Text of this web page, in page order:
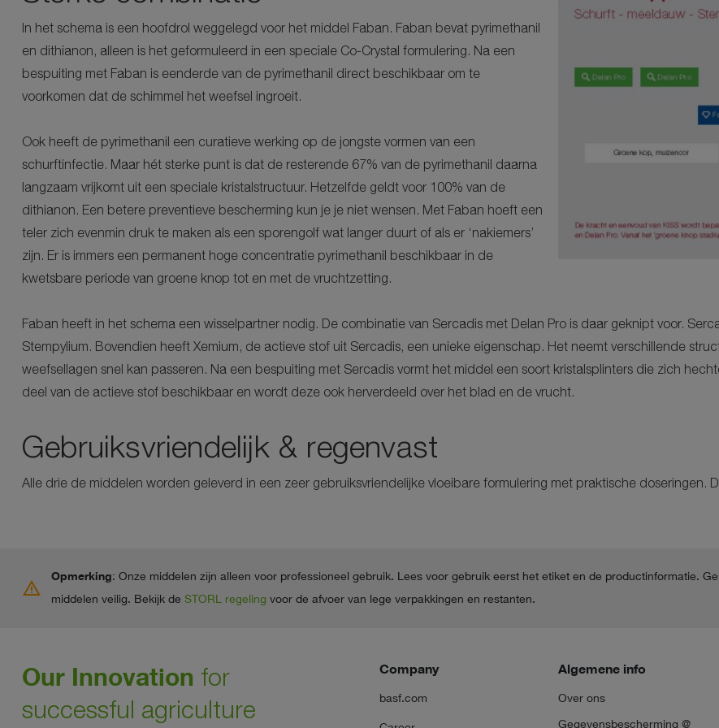
In het schema is een hoofdrol weggelegd voor het middel Faban. Faban bevat pyrimethanil
en dithianon, alleen is het geformuleerd in een speciale Co-Crystal formulering. Na een
bespuiting met Faban is eenderde van de pyrimethanil direct beschikbaar om te
voorkomen dat de schimmel het weefsel ingroeit.
Ook heeft de pyrimethanil een curatieve werking op de jongste vormen van een
schurftinfectie. Maar hét sterke punt is dat de resterende 67% van de pyrimethanil daarna
langzaam vrijkomt uit een speciale kristalstructuur. Hetzelfde geldt voor 100% van de
dithianon. Een betere preventieve bescherming kun je je niet wensen. Met Faban hoeft een
teler zich evenmin druk te maken als een sporengolf wat langer duurt of als er ‘nakiemers’
zijn. Er is immers een permanent hoge concentratie pyrimethanil beschikbaar in de
kwetsbare periode van groene knop tot en met de vruchtzetting.
Faban heeft in het schema een wisselpartner nodig. De combinatie van Sercadis met Delan Pro is daar geknipt voor.
Stempylium. Bovendien heeft Xemium, de actieve stof uit Sercadis, een unieke eigenschap. Het neemt verschillende
weefsellagen snel kan passeren. Na een bespuiting met Sercadis vormt het middel een soort kristalsplinters die zich
deel van de actieve stof beschikbaar en wordt deze ook herverdeeld over het blad en de vrucht.
Gebruiksvriendelijk & regenvast
Alle drie de middelen worden geleverd in een zeer gebruiksvriendelijke vloeibare formulering met praktische
warning
Opmerking: Onze middelen zijn alleen voor professioneel gebruik. Lees voor gebruik eerst het etiket en de productinformatie.
middelen veilig. Bekijk de STORL regeling voor de afvoer van lege verpakkingen en restanten.
Our Innovation for
successful agriculture
Company
basf.com
Algemene info
Over ons
Gegevensbescherming @